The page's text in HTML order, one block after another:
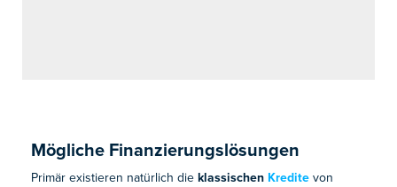
Mögliche Finanzierungslösungen
Primär existieren natürlich dieklassischen Kredite von